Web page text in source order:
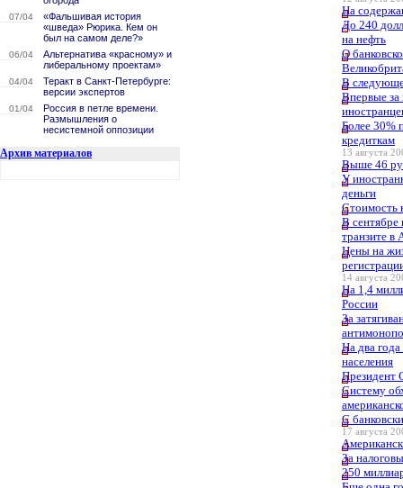
07/04
«Фальшивая история
«шведа» Рюрика. Кем он
был на самом деле?»
06/04
Альтернатива «красному» и
либеральному проектам»
04/04
Теракт в Санкт-Петербурге:
версии экспертов
01/04
Россия в петле времени.
Размышления о
несистемной оппозиции
Архив материалов
На
До 240
на нефть
О
В
Впервые за
Более 30%
кредиткам
13 августа
Выше 46
У
деньги
Стоимость
В
транзите в
Цены на
14 августа
На 1,4
России
За
На два
населения
Президент
Систему
С
17 августа
За
250